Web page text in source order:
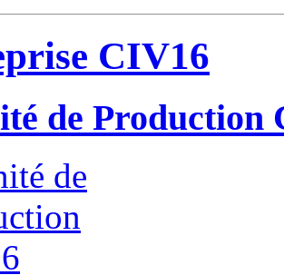
CIV16
de Production